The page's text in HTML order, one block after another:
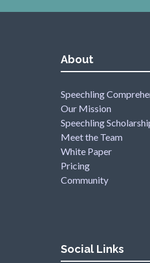
About
Speechling
Our Mission
Speechling
Meet the Team
White Paper
Pricing
Community
Social Links